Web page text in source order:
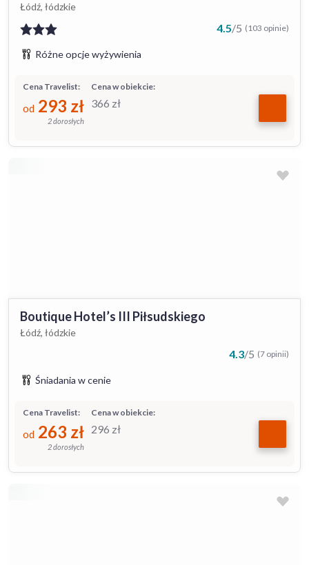
Łódź, łódzkie
4.5/5 (103 opinie)
Różne opcje wyżywienia
Cena w obiekcie:
366 zł
Cena Travelist:
od 293 zł
2 dorosłych
Boutique Hotel’s III Piłsudskiego
Łódź, łódzkie
4.3/5 (7 opinii)
Śniadania w cenie
Cena w obiekcie:
296 zł
Cena Travelist:
od 263 zł
2 dorosłych